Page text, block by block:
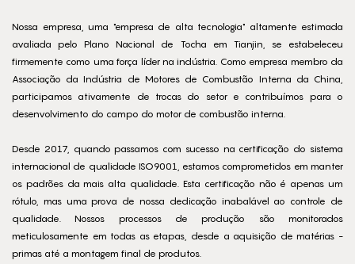
Nossa empresa, uma "empresa de alta tecnologia" altamente estimada
avaliada pelo Plano Nacional de Tocha em Tianjin, se estabeleceu
firmemente como uma força líder na indústria. Como empresa membro da
Associação da Indústria de Motores de Combustão Interna da China,
participamos ativamente de trocas do setor e contribuímos para o
desenvolvimento do campo do motor de combustão interna.
Desde 2017, quando passamos com sucesso na certificação do sistema
internacional de qualidade ISO9001, estamos comprometidos em manter
os padrões da mais alta qualidade. Esta certificação não é apenas um
rótulo, mas uma prova de nossa dedicação inabalável ao controle de
qualidade. Nossos processos de produção são monitorados
meticulosamente em todas as etapas, desde a aquisição de matérias -
primas até a montagem final de produtos.